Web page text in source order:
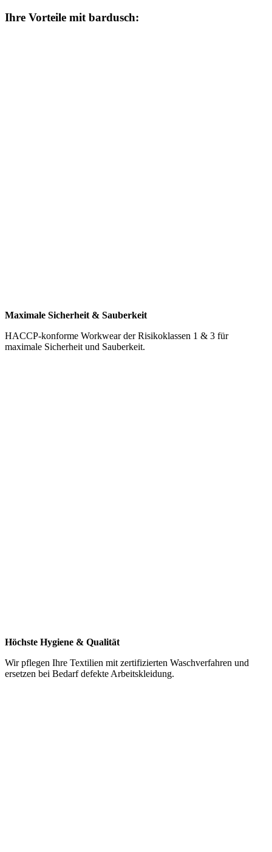
Ihre Vorteile mit bardusch:
Maximale Sicherheit & Sauberkeit
HACCP-konforme Workwear der Risikoklassen 1 & 3 für
maximale Sicherheit und Sauberkeit.
Höchste Hygiene & Qualität
Wir pflegen Ihre Textilien mit zertifizierten Waschverfahren und
ersetzen bei Bedarf defekte Arbeitskleidung.